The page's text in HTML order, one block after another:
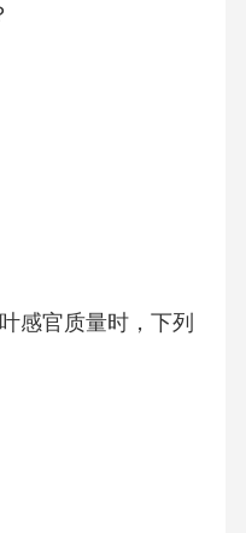
感官质量时，下列